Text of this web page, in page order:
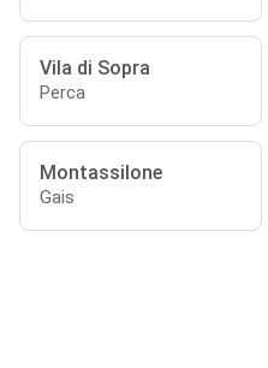
Vila di Sopra
Perca
Montassilone
Gais